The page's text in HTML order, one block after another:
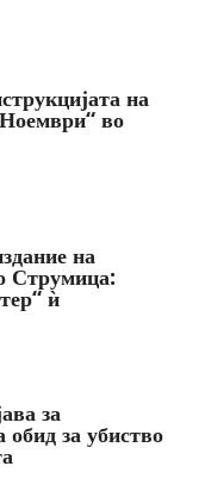
на
во
на
Струмица:
ѝ
за
обид за убиство